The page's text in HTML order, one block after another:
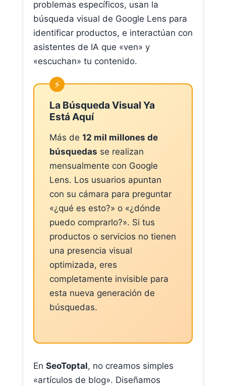
problemas específicos, usan la
búsqueda visual de Google Lens para
identificar productos, e interactúan con
asistentes de IA que «ven» y
«escuchan» tu contenido.
La Búsqueda Visual Ya
Está Aquí
Más de 12 mil millones de
búsquedas se realizan
mensualmente con Google
Lens. Los usuarios apuntan
con su cámara para preguntar
«¿qué es esto?» o «¿dónde
puedo comprarlo?». Si tus
productos o servicios no tienen
una presencia visual
optimizada, eres
completamente invisible para
esta nueva generación de
búsquedas.
En SeoToptal, no creamos simples
«artículos de blog». Diseñamos